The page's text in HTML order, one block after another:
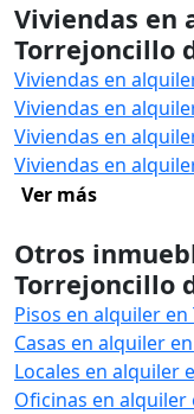
Viviendas en
Torrejoncillo
Viviendas en
Viviendas en
Viviendas en
Viviendas en
Ver más
Otros
Torrejoncillo
Pisos en alquiler
Casas en alquiler
Locales en alquiler
Oficinas en alquiler